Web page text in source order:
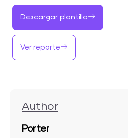
Descargar plantilla
Ver reporte
Author
Porter